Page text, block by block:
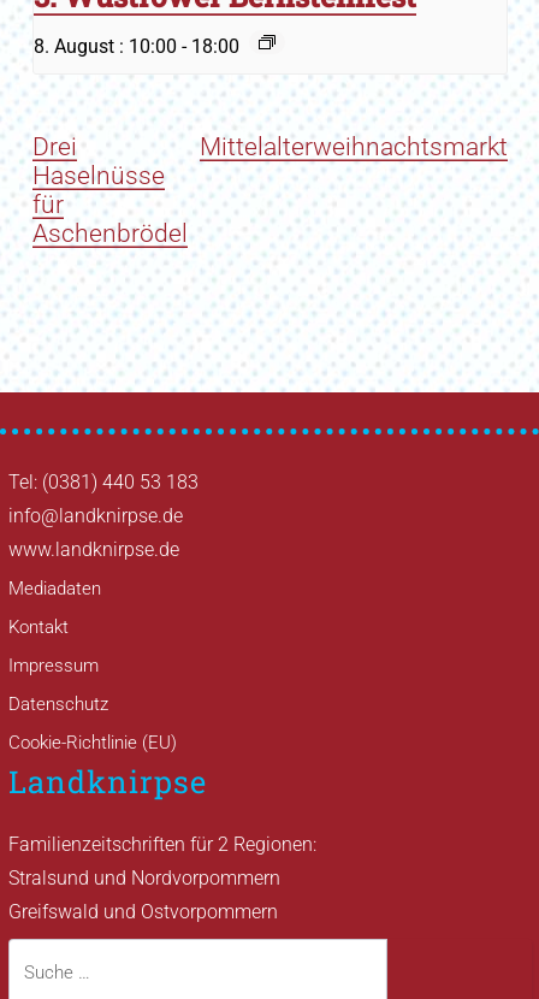
8. August : 10:00 - 18:00
Drei
Haselnüsse
für
Aschenbrödel
Mittelalterweihnachtsmarkt
Tel: (0381) 440 53 183
info@landknirpse.de
www.landknirpse.de
Mediadaten
Kontakt
Impressum
Datenschutz
Cookie-Richtlinie (EU)
Landknirpse
Familienzeitschriften für 2 Regionen:
Stralsund und Nordvorpommern
Greifswald und Ostvorpommern
Suche